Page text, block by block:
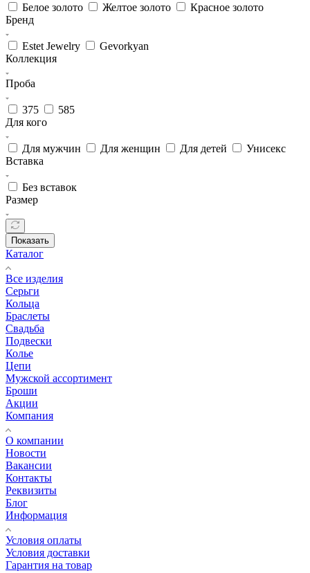
Белое золото Желтое золото
Красное золото
Бренд
Estet Jewelry
Gevorkyan
Коллекция
Проба
375
585
Для кого
Для мужчин Для женщин Для детей
Унисекс
Вставка
Без вставок
Размер
Показать
Каталог
Все изделия
Серьги
Кольца
Браслеты
Свадьба
Подвески
Колье
Цепи
Мужской ассортимент
Броши
Акции
Компания
О компании
Новости
Вакансии
Контакты
Реквизиты
Блог
Информация
Условия оплаты
Условия доставки
Гарантия на товар